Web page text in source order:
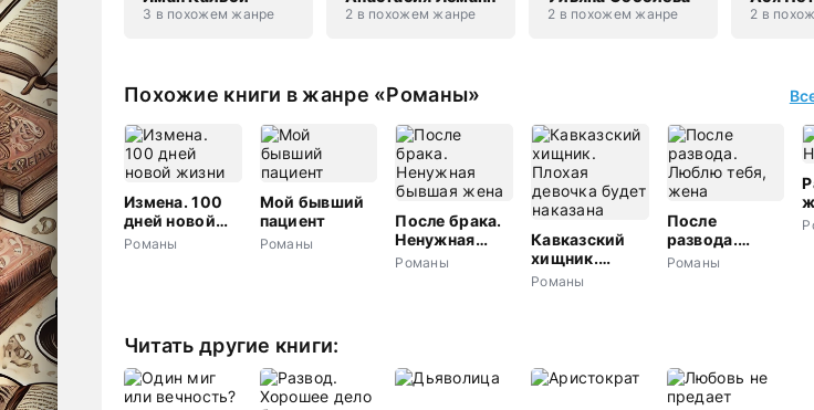
3 в похожем жанре 2 в похожем жанре 2 в похожем жанре 2 в
Похожие книги в жанре «Романы»
Измена. 100
дней новой
жизни
Романы
Мой бывший
пациент
Романы
После брака.
Ненужная
бывшая жена
Романы
Кавказский
хищник.
Плохая
Романы
После
развода.
Люблю тебя,
Романы
Читать другие книги: